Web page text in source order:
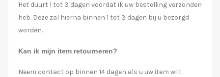
Het duurt 1 tot 3 dagen voordat ik uw bestelling verzonden
heb. Deze zal hierna binnen 1 tot 3 dagen bij u bezorgd
worden.
Kan ik mijn item retourneren?
Neem contact op binnen 14 dagen als u uw item wilt